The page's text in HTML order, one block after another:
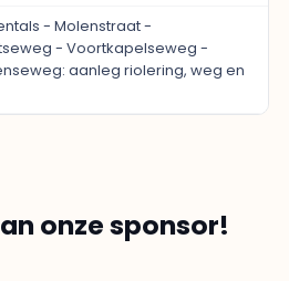
- Molenstraat -
- Voortkapelseweg -
aanleg riolering, weg en
onze sponsor!